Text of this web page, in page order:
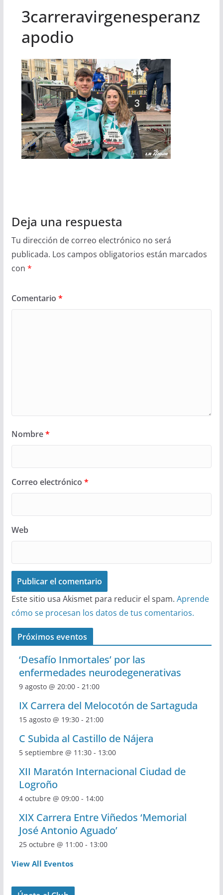
3carreravirgenesperanz
apodio
Deja una respuesta
Tu dirección de correo electrónico no será
publicada. Los campos obligatorios están marcados
con *
Comentario *
Nombre*
Correo electrónico *
Web
Este sitio usa Akismet para reducir el spam. Aprende
cómo se procesan los datos de tus comentarios.
Próximos eventos
‘Desafío Inmortales’ por las
enfermedades neurodegenerativas
9 agosto @ 20:00- 21:00
IX Carrera del Melocotón de Sartaguda
15 agosto @ 19:30- 21:00
C Subida al Castillo de Nájera
5 septiembre @ 11:30- 13:00
XII Maratón Internacional Ciudad de
Logroño
4 octubre @ 09:00- 14:00
XIX Carrera Entre Viñedos ‘Memorial
José Antonio Aguado’
25 octubre @ 11:00- 13:00
View All Eventos